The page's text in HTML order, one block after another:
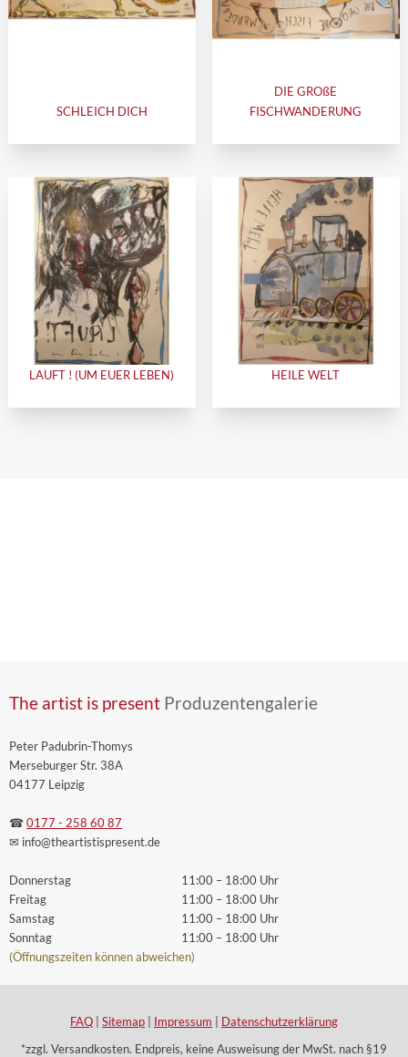
SCHLEICH DICH
DIE GROßE
FISCHWANDERUNG
LAUFT ! (UM EUER LEBEN) HEILE WELT
The artist is present Produzentengalerie
Peter Padubrin-Thomys
Merseburger Str. 38A
04177 Leipzig
☎ 0177 - 258 60 87
✉ info@theartistispresent.de
Donnerstag
Freitag
Samstag
Sonntag
11:00 – 18:00 Uhr
11:00 – 18:00 Uhr
11:00 – 18:00 Uhr
11:00 – 18:00 Uhr
(Öffnungszeiten können abweichen)
FAQ Sitemap Impressum
Datenschutzerklärung
*zzgl. Versandkosten. Endpreis, keine Ausweisung der MwSt. nach §19